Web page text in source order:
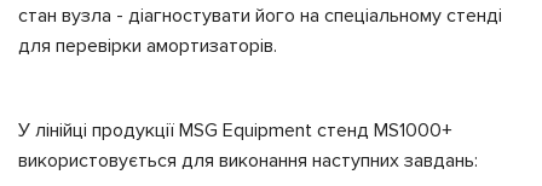
стан вузла - діагностувати його на спеціальному стенді
для перевірки амортизаторів.
У лінійці продукції MSG Equipment стенд MS1000+
використовується для виконання наступних завдань: